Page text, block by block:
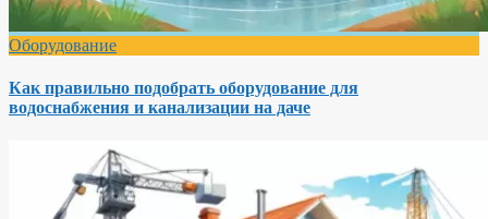
Оборудование
Как правильно подобрать оборудование для
водоснабжения и канализации на даче